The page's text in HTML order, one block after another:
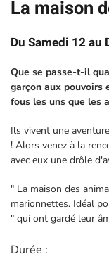
La maison
Du Samedi 12au
Que se passe-t-il
garçon aux pouvoirs
fous les uns que les
Ils vivent une
! Alors venez à la
avec eux une drôle
" La maison des
marionnettes. Idéal
" qui ont gardé leur
Durée :